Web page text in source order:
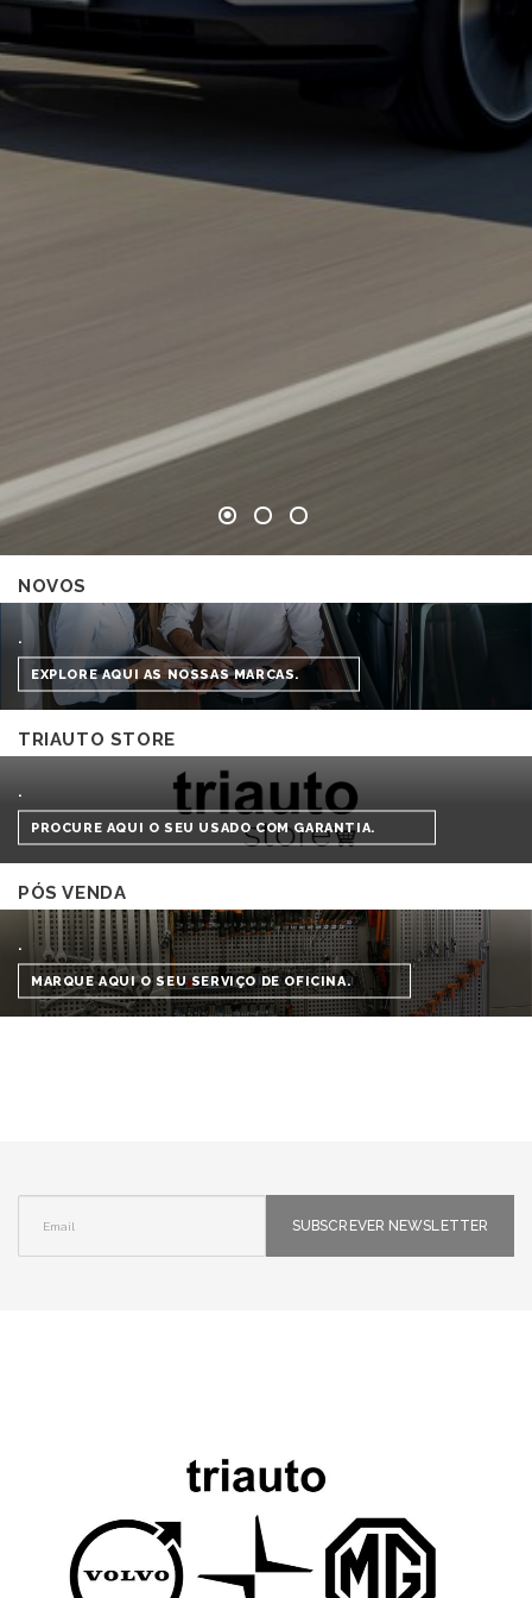
NOVOS
.
EXPLORE AQUI AS NOSSAS MARCAS.
TRIAUTO STORE
.
PROCURE AQUI O SEU USADO COM GARANTIA.
PÓS VENDA
.
MARQUE AQUI O SEU SERVIÇO DE OFICINA.
SUBSCREVER NEWSLETTER